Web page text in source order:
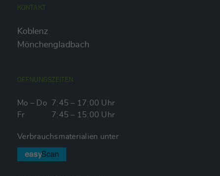
KONTAKT
Koblenz
Mönchengladbach
ÖFFNUNGSZEITEN
Mo – Do
7:45 – 17:00 Uhr
Fr
7:45 – 15:00 Uhr
Verbrauchsmaterialien unter